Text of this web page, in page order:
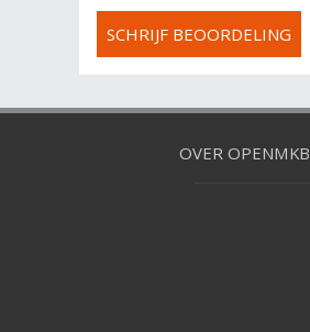
SCHRIJF BEOORDELING
OVER OPENMKB